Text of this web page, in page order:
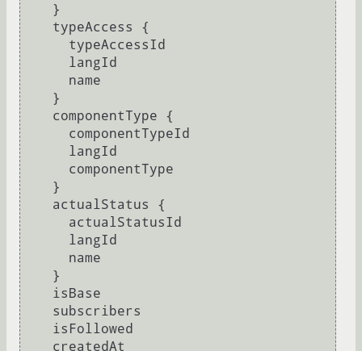
}
    typeAccess
{
}
    componentType
{
}
    actualStatus
{
}